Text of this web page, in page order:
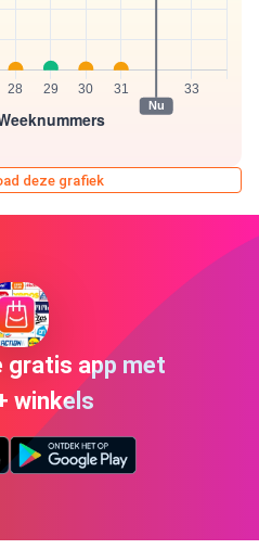
deze grafiek
gratis app met
winkels